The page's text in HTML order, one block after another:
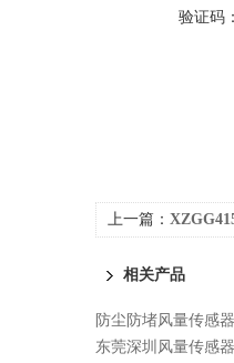
验证码
上一篇：
相关产品
防尘防堵风量传感
东莞深圳风量传感